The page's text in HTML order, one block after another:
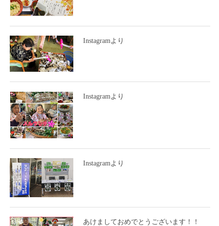
Instagramより
Instagramより
Instagramより
あけましておめでとうございます！！